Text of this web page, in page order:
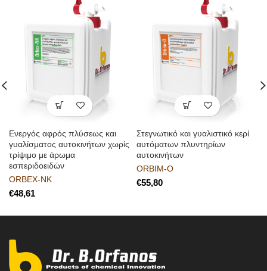
Eνεργός αφρός πλύσεως και
γυαλίσματος αυτοκινήτων χωρίς
τρίψιμο με άρωμα
εσπεριδοειδών
ORBEX-NK
€
Στεγνωτικό και γυαλιστικό κερί
αυτόματων πλυντηρίων
αυτοκινήτων
ORBIM-O
€